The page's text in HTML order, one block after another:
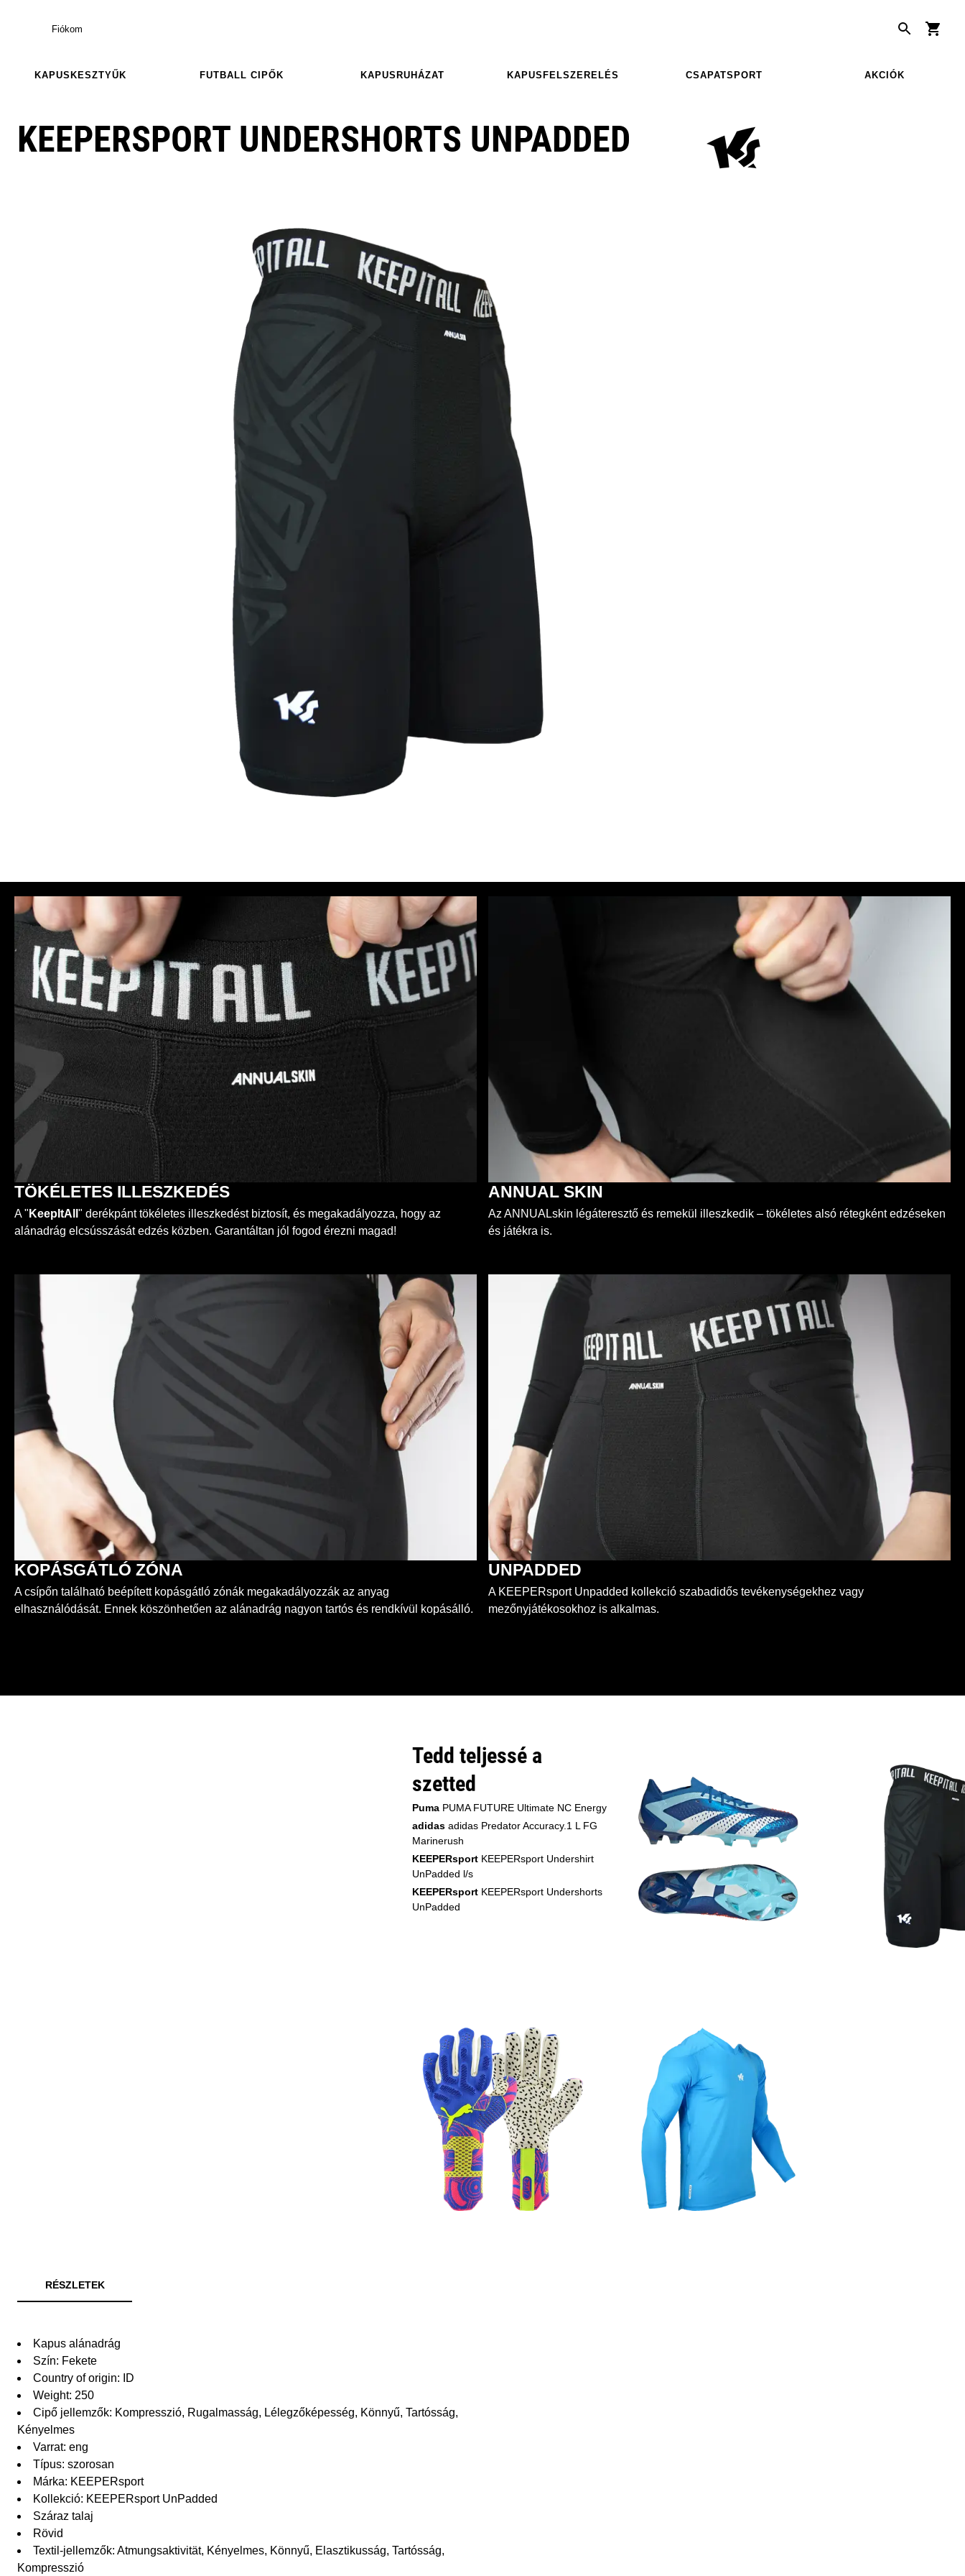
Fiókom
KAPUSKESZTYŰK FUTBALL CIPŐK KAPUSRUHÁZAT KAPUSFELSZERELÉS CSAPATSPORT AKCIÓK
KEEPERSPORT UNDERSHORTS UNPADDED
TÖKÉLETES ILLESZKEDÉS
A " KeepItAll " derékpánt tökéletes illeszkedést biztosít, és megakadályozza, hogy az
alánadrág elcsússzását edzés közben. Garantáltan jól fogod érezni magad!
ANNUAL SKIN
Az ANNUALskin légáteresztő és remekül illeszkedik – tökéletes alsó rétegként edzéseken
és játékra is.
KOPÁSGÁTLÓ ZÓNA
A csípőn található beépített kopásgátló zónák megakadályozzák az anyag
elhasználódását. Ennek köszönhetően az alánadrág nagyon tartós és rendkívül kopásálló.
UNPADDED
A KEEPERsport Unpadded kollekció szabadidős tevékenységekhez vagy
mezőnyjátékosokhoz is alkalmas.
Tedd teljessé a
szetted
Puma PUMA FUTURE Ultimate NC Energy
adidas adidas Predator Accuracy.1 L FG
Marinerush
KEEPERsport KEEPERsport Undershirt
UnPadded l/s
KEEPERsport KEEPERsport Undershorts
UnPadded
RÉSZLETEK
Kapus alánadrág
Szín: Fekete
Country of origin: ID
Weight: 250
Cipő jellemzők: Kompresszió, Rugalmasság, Lélegzőképesség, Könnyű, Tartósság,
Kényelmes
Varrat: eng
Típus: szorosan
Márka: KEEPERsport
Kollekció: KEEPERsport UnPadded
Száraz talaj
Rövid
Textil-jellemzők: Atmungsaktivität, Kényelmes, Könnyű, Elasztikusság, Tartósság,
Kompresszió